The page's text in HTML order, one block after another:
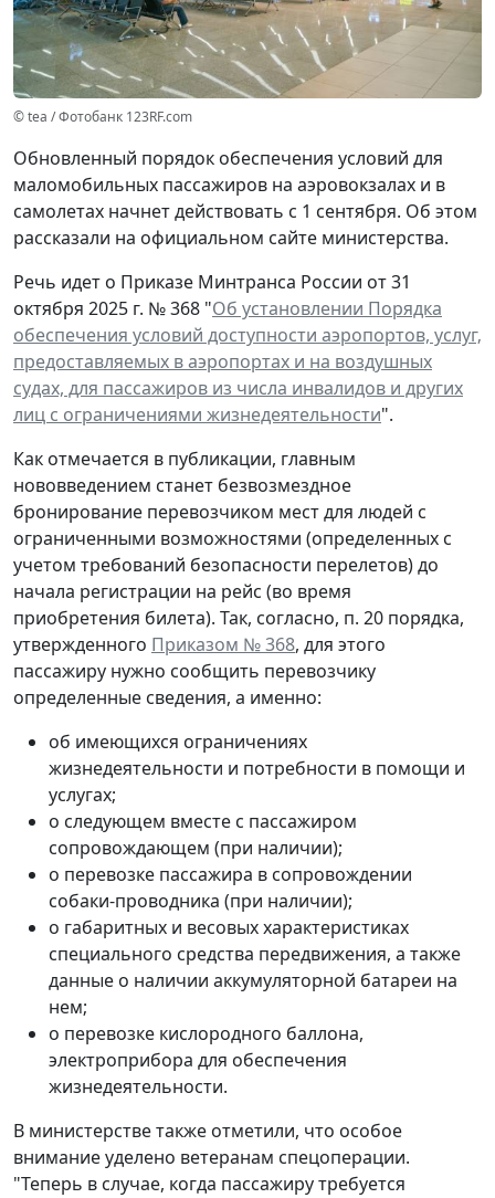
© tea / Фотобанк 123RF.com
Обновленный порядок обеспечения условий для
маломобильных пассажиров на аэровокзалах и в
самолетах начнет действовать с 1 сентября. Об этом
рассказали на официальном сайте министерства.
Речь идет о Приказе Минтранса России от 31
октября 2025 г. № 368 "Об установлении Порядка
обеспечения условий доступности аэропортов, услуг‚
предоставляемых в аэропортах и на воздушных
судах, для пассажиров из числа инвалидов и других
лиц с ограничениями жизнедеятельности".
Как отмечается в публикации, главным
нововведением станет безвозмездное
бронирование перевозчиком мест для людей с
ограниченными возможностями (определенных с
учетом требований безопасности перелетов) до
начала регистрации на рейс (во время
приобретения билета). Так, согласно, п. 20 порядка,
утвержденного Приказом № 368, для этого
пассажиру нужно сообщить перевозчику
определенные сведения, а именно:
об имеющихся ограничениях
жизнедеятельности и потребности в помощи и
услугах;
о следующем вместе с пассажиром
сопровождающем (при наличии);
о перевозке пассажира в сопровождении
собаки-проводника (при наличии);
о габаритных и весовых характеристиках
специального средства передвижения, а также
данные о наличии аккумуляторной батареи на
нем;
о перевозке кислородного баллона,
электроприбора для обеспечения
жизнедеятельности.
В министерстве также отметили, что особое
внимание уделено ветеранам спецоперации.
"Теперь в случае, когда пассажиру требуется